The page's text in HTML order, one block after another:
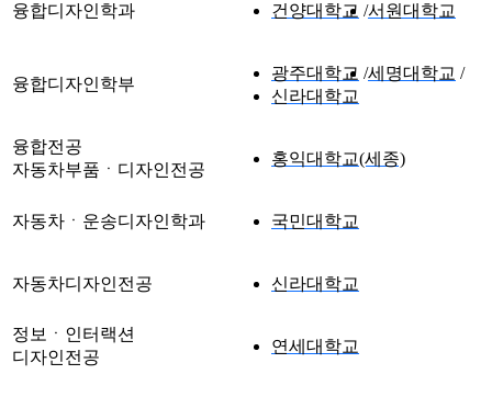
융합디자인학과 건양대학교 서원대학교
융합디자인학부
광주대학교 세명대학교
신라대학교
융합전공
자동차부품ㆍ디자인전공
홍익대학교(세종)
자동차ㆍ운송디자인학과 국민대학교
자동차디자인전공 신라대학교
정보ㆍ인터랙션
디자인전공
연세대학교